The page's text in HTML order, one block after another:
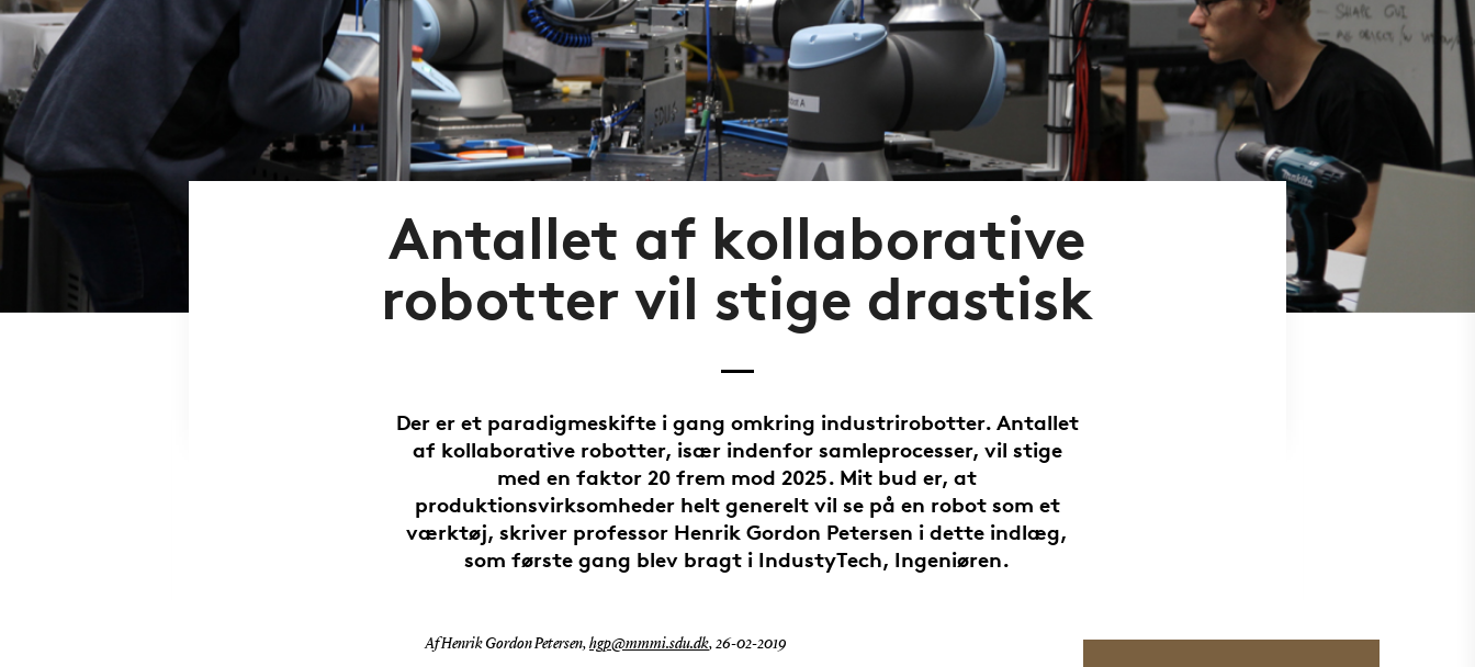
Antallet af kollaborative
robotter vil stige drastisk
Der er et paradigmeskifte i gang omkring industrirobotter. Antallet
af kollaborative robotter, især indenfor samleprocesser, vil stige
med en faktor 20 frem mod 2025. Mit bud er, at
produktionsvirksomheder helt generelt vil se på en robot som et
værktøj, skriver professor Henrik Gordon Petersen i dette indlæg,
som første gang blev bragt i IndustyTech, Ingeniøren.
Af Henrik Gordon Petersen, hgp@mmmi.sdu.dk, 26-02-2019